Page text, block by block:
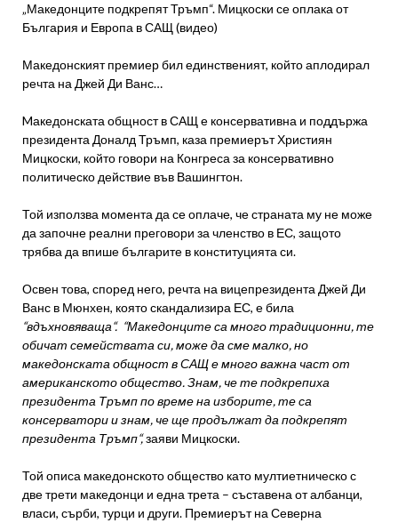
„Македонците подкрепят Тръмп“. Мицкоски се оплака от
България и Европа в САЩ (видео)
Македонският премиер бил единственият, който аплодирал
речта на Джей Ди Ванс…
Mакедонската общност в САЩ е консервативна и поддържа
президента Доналд Тръмп, каза премиерът Християн
Мицкоски, който говори на Конгреса за консервативно
политическо действие във Вашингтон.
Той използва момента да се оплаче, че страната му не може
да започне реални преговори за членство в ЕС, защото
трябва да впише българите в конституцията си.
Освен това, според него, речта на вицепрезидента Джей Ди
Ванс в Мюнхен, която скандализира ЕС, е била
“вдъхновяваща“. “Македонците са много традиционни, те
обичат семействата си, може да сме малко, но
македонската общност в САЩ е много важна част от
американското общество. Знам, че те подкрепиха
президента Тръмп по време на изборите, те са
консерватори и знам, че ще продължат да подкрепят
президента Тръмп“,заяви Мицкоски.
Той описа македонското общество като мултиетническо с
две трети македонци и една трета – съставена от албанци,
власи, сърби, турци и други. Премиерът на Северна